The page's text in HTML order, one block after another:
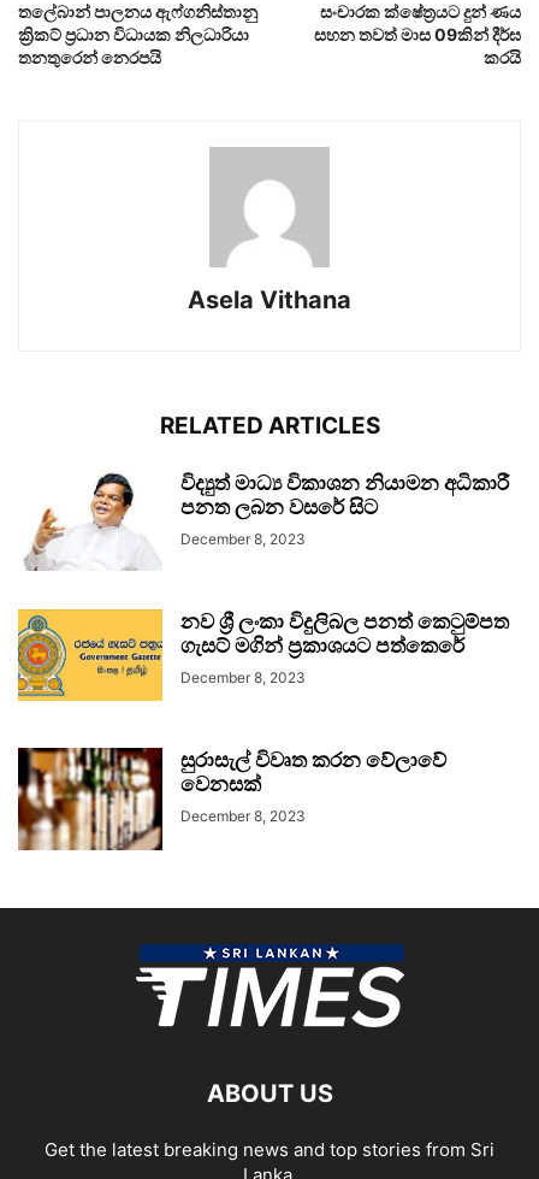
තලේබාන් පාලනය ඇෆ්ගනිස්තානු
ක්‍රිකට් ප්‍රධාන විධායක නිලධාරියා
තනතුරෙන් නෙරපයි
සංචාරක ක්ෂේත්‍රයට දුන් ණය
සහන තවත් මාස 09කින් දීර්ඝ
කරයි
Asela Vithana
RELATED ARTICLES
විද්‍යුත් මාධ්‍ය විකාශන නියාමන අධිකාරී
පනත ලබන වසරේ සිට
December 8, 2023
නව ශ්‍රී ලංකා විදුලිබල පනත් කෙටුම්පත
ගැසට් මගින් ප්‍රකාශයට පත්කෙරේ
December 8, 2023
සුරාසැල් විවෘත කරන වේලාවේ
වෙනසක්
December 8, 2023
ABOUT US
Get the latest breaking news and top stories from Sri